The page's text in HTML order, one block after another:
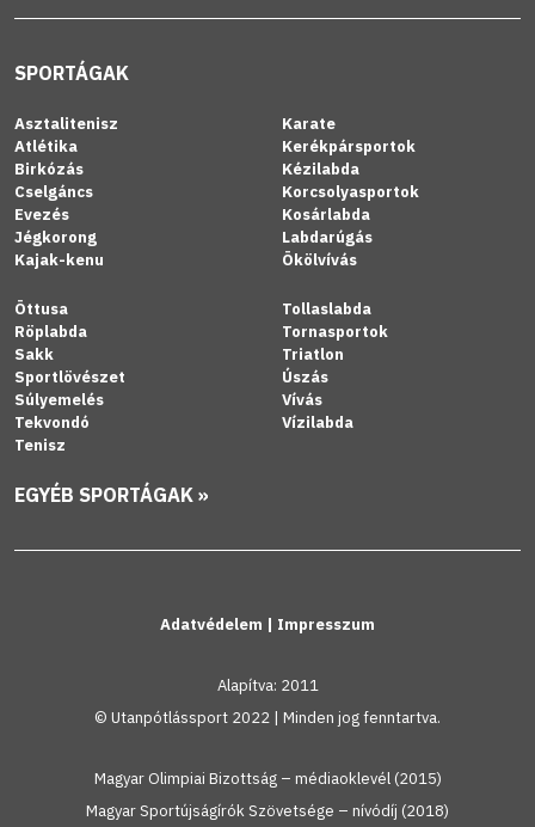
SPORTÁGAK
Asztalitenisz
Atlétika
Birkózás
Cselgáncs
Evezés
Jégkorong
Kajak-kenu
Karate
Kerékpársportok
Kézilabda
Korcsolyasportok
Kosárlabda
Labdarúgás
Ökölvívás
Öttusa
Röplabda
Sakk
Sportlövészet
Súlyemelés
Tekvondó
Tenisz
Tollaslabda
Tornasportok
Triatlon
Úszás
Vívás
Vízilabda
EGYÉB SPORTÁGAK »
Adatvédelem | Impresszum
Alapítva: 2011
© Utanpótlássport 2022 | Minden jog fenntartva.
Magyar Olimpiai Bizottság – médiaoklevél (2015)
Magyar Sportújságírók Szövetsége – nívódíj (2018)